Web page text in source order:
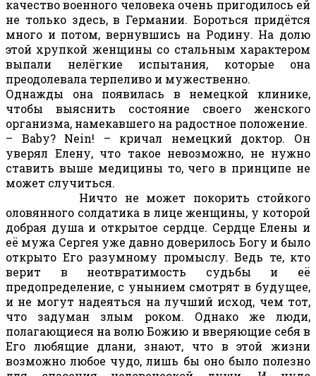
качество военного человека очень пригодилось ей
не только здесь, в Германии. Бороться придётся
много и потом, вернувшись на Родину. На долю
этой хрупкой женщины со стальным характером
выпали нелёгкие испытания, которые она
преодолевала терпеливо и мужественно.
Однажды она появилась в немецкой клинике,
чтобы выяснить состояние своего женского
организма, намекавшего на радостное положение.
– Baby? Nein! – кричал немецкий доктор. Он
уверял Елену, что такое невозможно, не нужно
ставить выше медицины то, чего в принципе не
может случиться.
Ничто не может покорить стойкого
оловянного солдатика в лице женщины, у которой
добрая душа и открытое сердце. Сердце Елены и
её мужа Сергея уже давно доверилось Богу и было
открыто Его разумному промыслу. Ведь те, кто
верит в неотвратимость судьбы и её
предопределение, с унынием смотрят в будущее,
и не могут надеяться на лучший исход, чем тот,
что задуман злым роком. Однако же люди,
полагающиеся на волю Божию и вверяющие себя в
Его любящие длани, знают, что в этой жизни
возможно любое чудо, лишь бы оно было полезно